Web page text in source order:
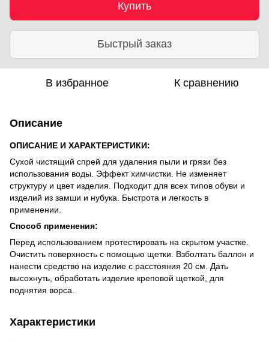
Купить
Быстрый заказ
В избранное К сравнению
Описание
ОПИСАНИЕ И ХАРАКТЕРИСТИКИ:
Сухой чистящий спрей для удаления пыли и грязи без
использования воды. Эффект химчистки. Не изменяет
структуру и цвет изделия. Подходит для всех типов обуви и
изделий из замши и нубука. Быстрота и легкость в
применении.
Способ применения:
Перед использованием протестировать на скрытом участке.
Очистить поверхность с помощью щетки. Взболтать баллон и
нанести средство на изделие с расстояния 20 см. Дать
высохнуть, обработать изделие креповой щеткой, для
поднятия ворса.
Характеристики